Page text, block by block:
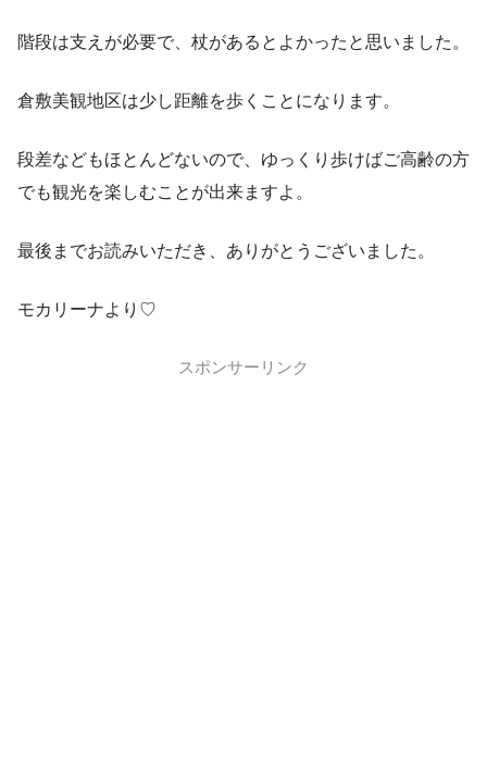
階段は支えが必要で、杖があるとよかったと思いました。
倉敷美観地区は少し距離を歩くことになります。
段差などもほとんどないので、ゆっくり歩けばご高齢の方
でも観光を楽しむことが出来ますよ。
最後までお読みいただき、ありがとうございました。
モカリーナより♡
スポンサーリンク